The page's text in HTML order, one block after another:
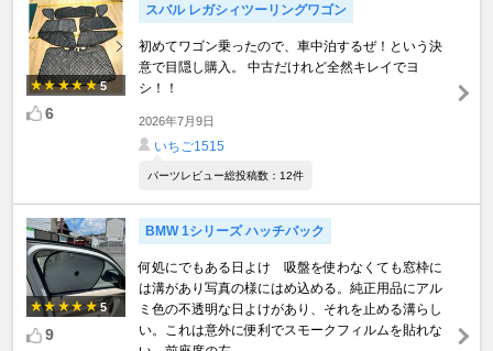
5
6
スバル レガシィツーリングワゴン
初めてワゴン乗ったので、車中泊するぜ！という決
意で目隠し購入。 中古だけれど全然キレイでヨ
シ！！
2026年7月9日
いちご1515
パーツレビュー総投稿数：12件
5
9
BMW 1シリーズ ハッチバック
何処にでもある日よけ 吸盤を使わなくても窓枠に
は溝があり写真の様にはめ込める。純正用品にアル
ミ色の不透明な日よけがあり、それを止める溝らし
い。これは意外に便利でスモークフィルムを貼れな